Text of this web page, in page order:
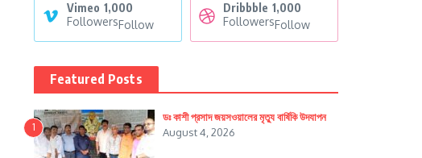
Vimeo 1,000
FollowersFollow
Dribbble 1,000
FollowersFollow
Featured Posts
1
ডঃ কাশী প্রসাদ জয়সওয়ালের মৃত্যু বার্ষিকি উদযাপন
August 4, 2026